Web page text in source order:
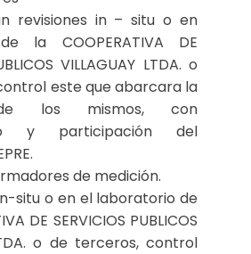
revisiones in – situ o en
la COOPERATIVA DE
VILLAGUAY LTDA. o
este que abarcara la
los mismos, con
y participación del
de medición.
situ o en el laboratorio de
DE SERVICIOS PUBLICOS
o de terceros, control